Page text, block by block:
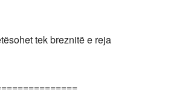
tek breznitë e reja